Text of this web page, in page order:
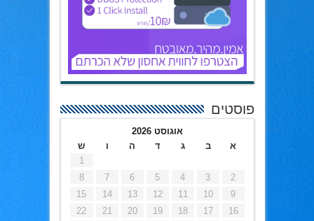
פוסטים
אוגוסט 2026
א
ב ג ד ה ו
ש
1
2
3
4
5
6
7
8
9
10
11
12
13
14
15
16
17
18
19
20
21
22